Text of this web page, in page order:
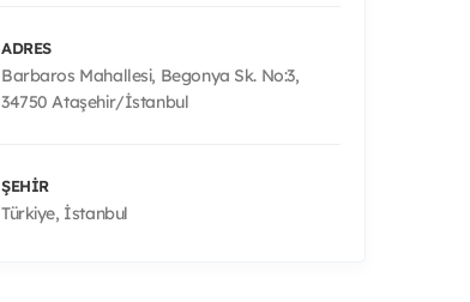
ADRES
Barbaros Mahallesi, Begonya Sk. No:3,
34750 Ataşehir/İstanbul
ŞEHIR
Türkiye, İstanbul